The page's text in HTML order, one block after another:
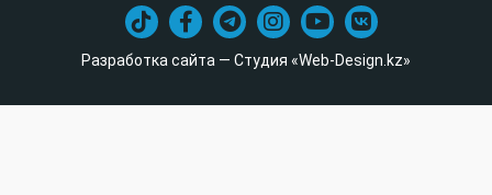
Разработка сайта — Студия «Web-Design.kz»